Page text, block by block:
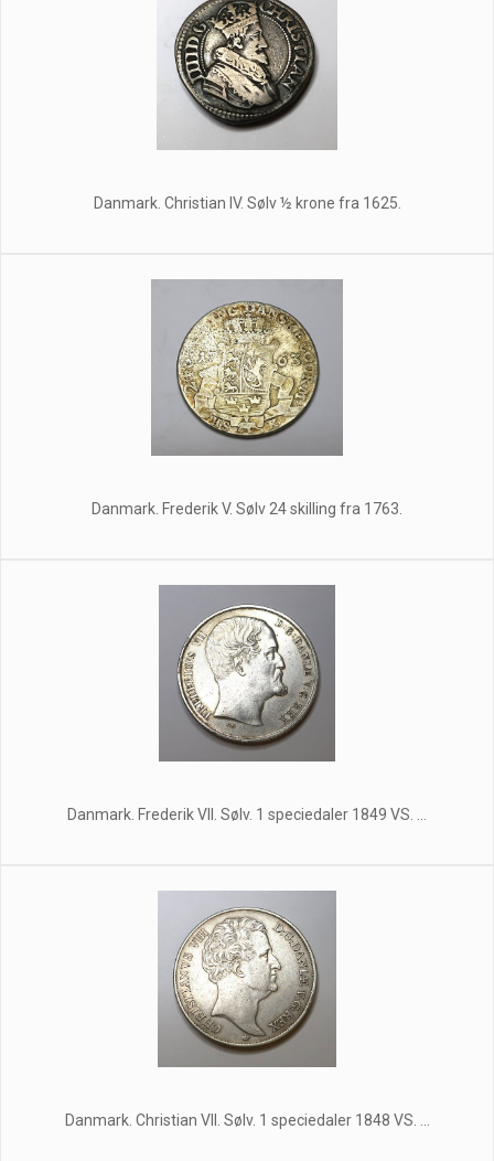
Danmark. Christian IV. Sølv ½ krone fra 1625.
Danmark. Frederik V. Sølv 24 skilling fra 1763.
Danmark. Frederik VII. Sølv. 1 speciedaler 1849 VS. ...
Danmark. Christian VII. Sølv. 1 speciedaler 1848 VS. ...